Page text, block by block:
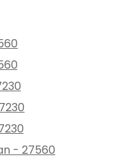
- 27560